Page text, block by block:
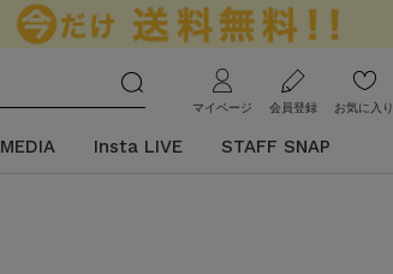
マイページ 会員登録 お気に入り
MEDIA Insta LIVE STAFF SNAP